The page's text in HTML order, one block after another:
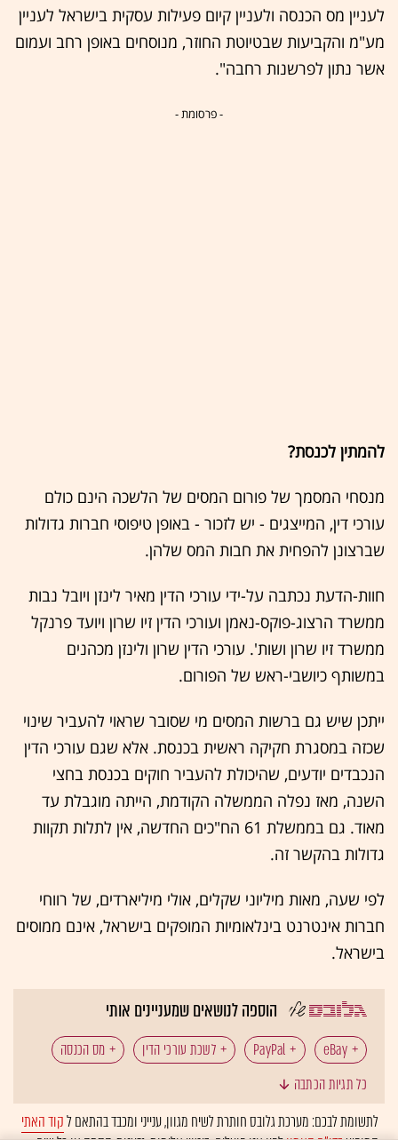
לעניין מס הכנסה ולעניין קיום פעילות עסקית בישראל לעניין
מע"מ והקביעות שבטיוטת החוזר, מנוסחים באופן רחב ועמום
אשר נתון לפרשנות רחבה".
- פרסומת -
להמתין לכנסת?
מנסחי המסמך של פורום המסים של הלשכה הינם כולם
עורכי דין, המייצגים - יש לזכור - באופן טיפוסי חברות גדולות
שברצונן להפחית את חבות המס שלהן.
חוות-הדעת נכתבה על-ידי עורכי הדין מאיר לינזן ויובל נבות
ממשרד הרצוג-פוקס-נאמן ועורכי הדין זיו שרון ויועד פרנקל
ממשרד זיו שרון ושות'. עורכי הדין שרון ולינזן מכהנים
במשותף כיושבי-ראש של הפורום.
ייתכן שיש גם ברשות המסים מי שסובר שראוי להעביר שינוי
שכזה במסגרת חקיקה ראשית בכנסת. אלא שגם עורכי הדין
הנכבדים יודעים, שהיכולת להעביר חוקים בכנסת בחצי
השנה, מאז נפלה הממשלה הקודמת, הייתה מוגבלת עד
מאוד. גם בממשלת 61 הח"כים החדשה, אין לתלות תקוות
גדולות בהקשר זה.
לפי שעה, מאות מיליוני שקלים, אולי מיליארדים, של רווחי
חברות אינטרנט בינלאומיות המופקים בישראל, אינם ממוסים
בישראל.
הוספה לנושאים שמעניינים אותי
eBay לשכת עורכי הדין מס הכנסה
רשות המסים
כל תגיות הכתבה
לתשומת לבכם: מערכת גלובס חותרת לשיח מגוון, ענייני ומכבד בהתאם לקוד האתי